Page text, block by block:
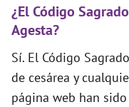
¿El Código
Agesta?
Sí. El Código
de cesárea y
página web han